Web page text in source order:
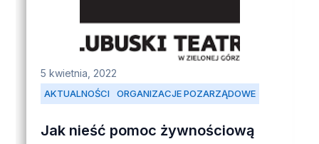
AKTUALNOŚCI ORGANIZACJE POZARZĄDOWE
5 kwietnia, 2022
Jak nieść pomoc żywnościową